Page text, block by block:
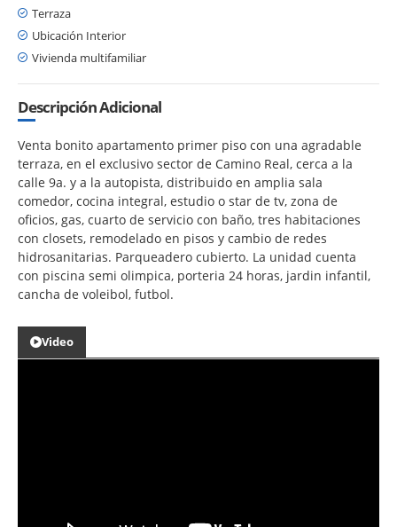
Terraza
Ubicación Interior
Vivienda multifamiliar
Descripción Adicional
Venta bonito apartamento primer piso con una agradable
terraza, en el exclusivo sector de Camino Real, cerca a la
calle 9a. y a la autopista, distribuido en amplia sala
comedor, cocina integral, estudio o star de tv, zona de
oficios, gas, cuarto de servicio con baño, tres habitaciones
con closets, remodelado en pisos y cambio de redes
hidrosanitarias. Parqueadero cubierto. La unidad cuenta
con piscina semi olimpica, porteria 24 horas, jardin infantil,
cancha de voleibol, futbol.
Video